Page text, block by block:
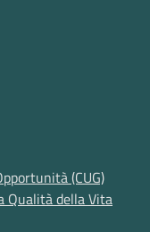
(CUG)
Qualità della Vita